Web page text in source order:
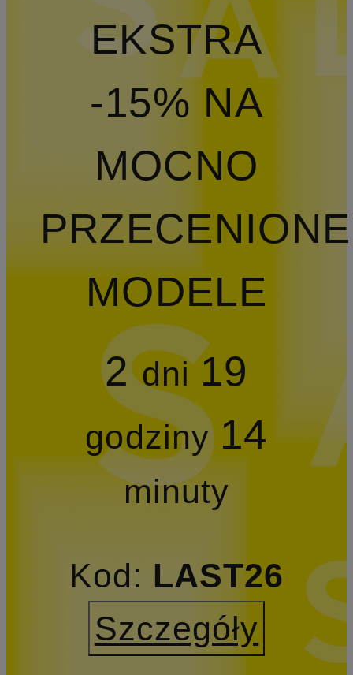
EKSTRA
-15% NA
MOCNO
PRZECENIONE
MODELE
2dni19
godziny 14
minuty
Kod: LAST26
Szczegóły